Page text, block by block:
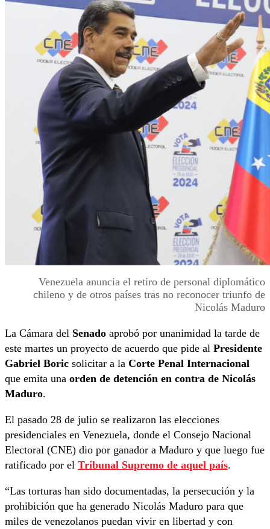
Venezuela anuncia el retiro de personal diplomático
chileno y de otros países tras no reconocer triunfo de
Nicolás Maduro
La Cámara del Senado aprobó por unanimidad la tarde de
este martes un proyecto de acuerdo que pide al Presidente
Gabriel Boric solicitar a la Corte Penal Internacional
que emita una orden de detención en contra de Nicolás
Maduro.
El pasado 28 de julio se realizaron las elecciones
presidenciales en Venezuela, donde el Consejo Nacional
Electoral (CNE) dio por ganador a Maduro y que luego fue
ratificado por el Tribunal Supremo de aquel país.
“Las torturas han sido documentadas, la persecución y la
prohibición que ha generado Nicolás Maduro para que
miles de venezolanos puedan vivir en libertad y con